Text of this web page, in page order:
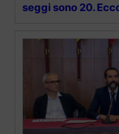
seggi sono 20.